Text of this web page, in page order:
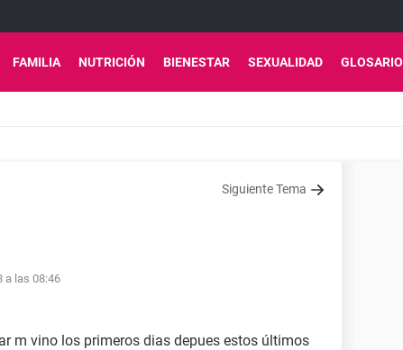
FAMILIA NUTRICIÓN BIENESTAR SEXUALIDAD GLOSARIO
Siguiente Tema
a las 08:46
m vino los primeros dias depues estos últimos